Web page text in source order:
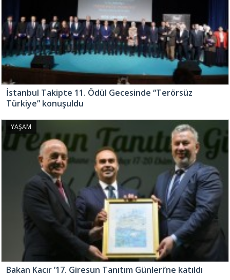
İstanbul Takipte 11. Ödül Gecesinde “Terörsüz
Türkiye” konuşuldu
YAŞAM
Bakan Kacır ’17. Giresun Tanıtım Günleri’ne katıldı